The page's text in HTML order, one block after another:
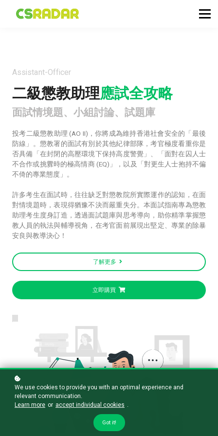
公務員投考資訊
會員登入／註冊
Assistant-Officer
二級懲教助理應試全攻略
面試情境題、小組討論、試題庫
投考二級懲教助理 (AO II)，你將成為維持香港社會安全的「最後
防線」。懲教署的面試有別於其他紀律部隊，考官極度看重你是
否具備「在封閉的高壓環境下保持高度警覺」、「面對在囚人士
不合作或挑釁時的極高情商 (EQ)」，以及「對更生人士抱持不偏
不倚的專業態度」。
許多考生在面試時，往往缺乏對懲教院所實際運作的認知，在面
對情境題時，表現得猶豫不決而嚴重失分。本面試指南專為懲教
助理考生度身訂造，透過面試題庫與思考導向，助你精準掌握懲
教人員的執法與輔導視角，在考官面前展現出堅定、專業的除暴
安良與教導決心！
了解更多
立即購買
We use cookies to provide you with an optimal experience and
relevant communication.
Learn more or accept individual cookies .
Got it!